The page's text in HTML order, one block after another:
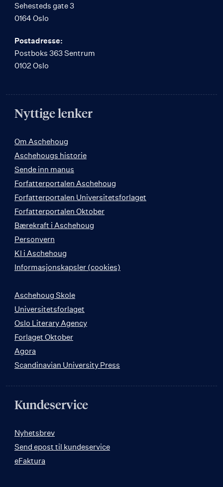
Sehesteds gate 3
0164 Oslo
Postadresse:
Postboks 363 Sentrum
0102 Oslo
Nyttige lenker
Om Aschehoug
Aschehougs historie
Sende inn manus
Forfatterportalen Aschehoug
Forfatterportalen Universitetsforlaget
Forfatterportalen Oktober
Bærekraft i Aschehoug
Personvern
KI i Aschehoug
Informasjonskapsler (cookies)
Aschehoug Skole
Universitetsforlaget
Oslo Literary Agency
Forlaget Oktober
Agora
Scandinavian University Press
Kundeservice
Nyhetsbrev
Send epost til kundeservice
eFaktura